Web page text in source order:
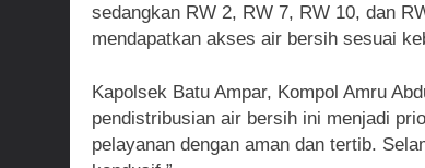
sedangkan RW 2, RW 7, RW 10, dan
mendapatkan akses air bersih sesuai
Kapolsek Batu Ampar, Kompol Amru
pendistribusian air bersih ini menjadi
pelayanan dengan aman dan tertib.